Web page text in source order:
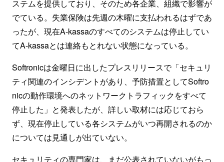
ステムを提供しており、そのため各企業、組織で影響が
でている。失業保険は先週の木曜に支払われるはずであ
ったが、現在A-kassaのすべてのシステムは停止してい
てA-kassaとは連絡もとれない状態になっている。
Softronicは金曜日に出したプレスリリースで「セキュリ
ティ関連のインシデントがあり、予防措置としてSoftro
nicの動作環境へのネットワークトラフィックをすべて
停止した」と発表したが、詳しい取材には応じておら
ず、現在停止している各システムがいつ再開されるのか
については見通しが出ていない。
セキュリティの専門家は、まだ公表されていないがもっ